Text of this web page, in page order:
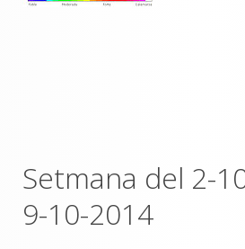
Setmana del 2-
9-10-2014